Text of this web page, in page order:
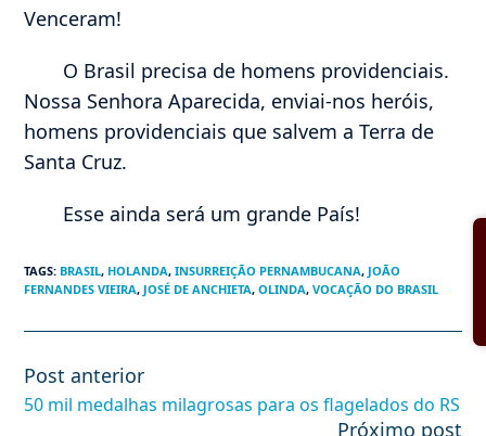
Venceram!
O Brasil precisa de homens providenciais.
Nossa Senhora Aparecida, enviai-nos heróis,
homens providenciais que salvem a Terra de
Santa Cruz.
Esse ainda será um grande País!
TAGS: BRASIL, HOLANDA, INSURREIÇÃO PERNAMBUCANA, JOÃO
FERNANDES VIEIRA, JOSÉ DE ANCHIETA, OLINDA, VOCAÇÃO DO BRASIL
Leia
mais
artigos
Post anterior
50 mil medalhas milagrosas para os flagelados do RS
Próximo post